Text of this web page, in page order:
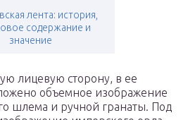
лента: история,
содержание и
значение
лицевую сторону, в ее
объемное изображение
шлема и ручной гранаты. Под